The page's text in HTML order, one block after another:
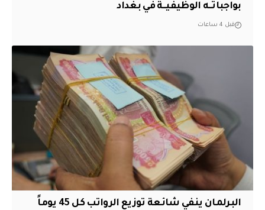
بواجباتــه الوظيفيــة في بغداد
قبل 4 ساعات
البرلمان ينفي شائعة توزيع الرواتب كل 45 يوماً